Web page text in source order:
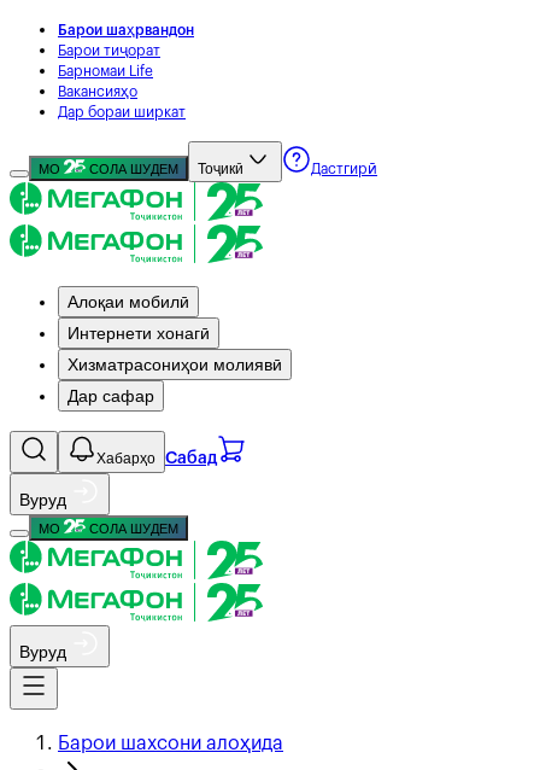
Барои шаҳрвандон
Барои тиҷорат
Барномаи Life
Вакансияҳо
Дар бораи ширкат
МО СОЛА ШУДЕМ Тоҷикӣ Дастгирӣ
Алоқаи мобилӣ
Интернети хонагӣ
Хизматрасониҳои молиявӣ
Дар сафар
Хабарҳо Сабад
Вуруд
МО СОЛА ШУДЕМ
Вуруд
Барои шахсони алоҳида